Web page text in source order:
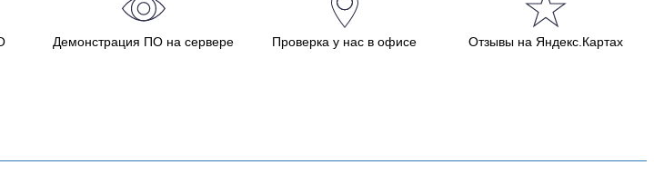
Демонстрация ПО на сервере Проверка у нас в офисе Отзывы на Яндекс.Картах